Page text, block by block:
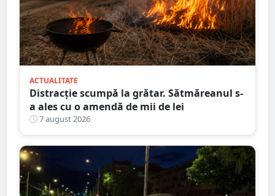
ACTUALITATE
Distracție scumpă la grătar. Sătmăreanul s-
a ales cu o amendă de mii de lei
7 august 2026